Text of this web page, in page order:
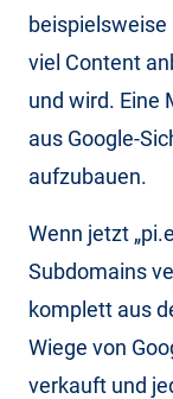
viel Content
und wird. Eine
aus Google-
aufzubauen.
Wenn jetzt
Subdomains
komplett aus
Wiege von
verkauft und